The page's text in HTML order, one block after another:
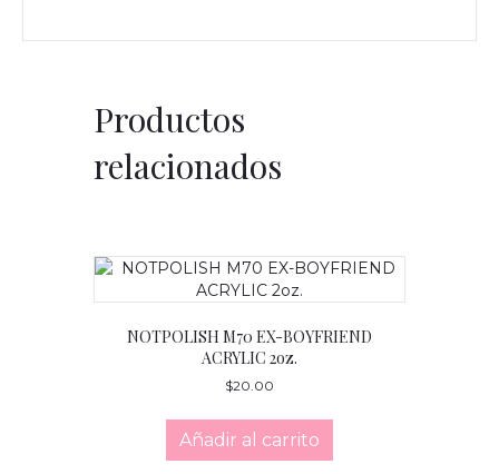
Productos
relacionados
NOTPOLISH M70 EX-BOYFRIEND
ACRYLIC 2oz.
$20.00
Añadir al carrito